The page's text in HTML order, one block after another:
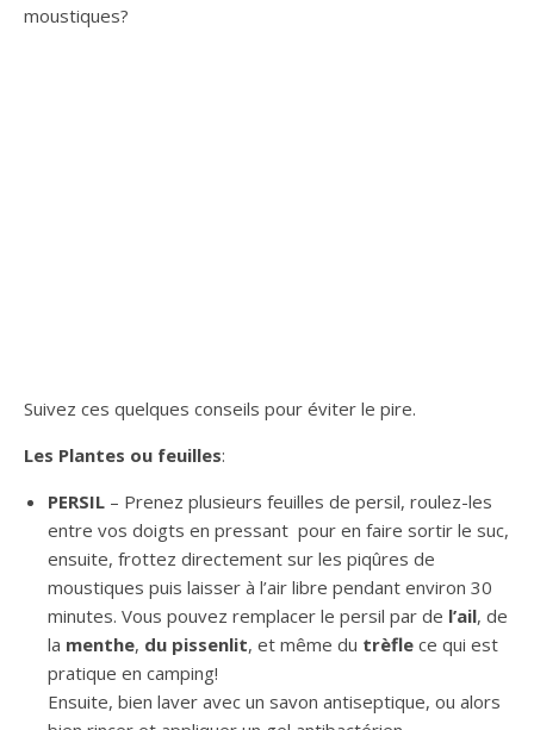
moustiques?
Suivez ces quelques conseils pour éviter le pire.
Les Plantes ou feuilles:
PERSIL – Prenez plusieurs feuilles de persil, roulez-les
entre vos doigts en pressant pour en faire sortir le suc,
ensuite, frottez directement sur les piqûres de
moustiques puis laisser à l’air libre pendant environ 30
minutes. Vous pouvez remplacer le persil par de l’ail, de
la menthe, du pissenlit, et même du trèfle ce qui est
pratique en camping!
Ensuite, bien laver avec un savon antiseptique, ou alors